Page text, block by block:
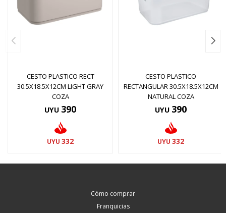
CESTO PLASTICO RECT
30.5X18.5X12CM LIGHT GRAY
COZA
UYU 390
UYU 332
CESTO PLASTICO
RECTANGULAR 30.5X18.5X12CM
NATURAL COZA
UYU 390
UYU 332
Cómo comprar
Franquicias